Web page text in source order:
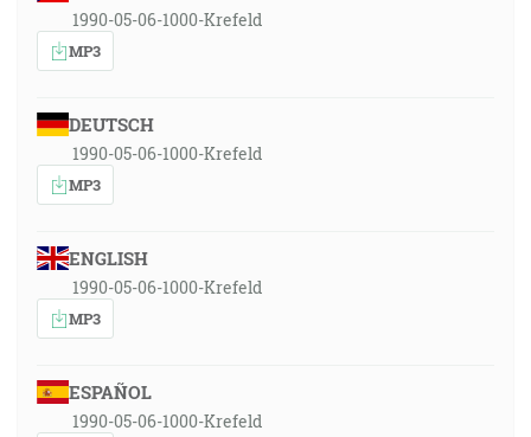
1990-05-06-1000-Krefeld
MP3
DEUTSCH
1990-05-06-1000-Krefeld
MP3
ENGLISH
1990-05-06-1000-Krefeld
MP3
ESPAÑOL
1990-05-06-1000-Krefeld